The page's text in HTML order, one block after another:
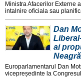
Ministra Afacerilor Externe
intalnire oficiala sau
Dan
ai
Europarlamentarul Dan
vicepreședinte la